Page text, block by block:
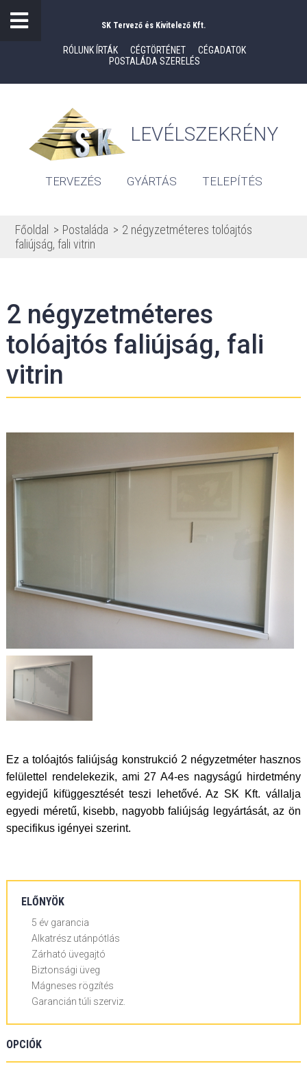
SK Tervező és Kivitelező Kft.
RÓLUNK ÍRTÁK CÉGTÖRTÉNET
CÉGADATOK
POSTALÁDA SZERELÉS
LEVÉLSZEKRÉNY
TERVEZÉS GYÁRTÁS TELEPÍTÉS
Főoldal Postaláda
2 négyzetméteres tolóajtós
faliújság, fali vitrin
2 négyzetméteres
tolóajtós faliújság, fali
vitrin
Ez a tolóajtós faliújság konstrukció 2 négyzetméter hasznos
felülettel rendelekezik, ami 27 A4-es nagyságú hirdetmény
egyidejű kifüggesztését teszi lehetővé. Az SK Kft. vállalja
egyedi méretű, kisebb, nagyobb faliújság legyártását, az ön
specifikus igényei szerint.
ELŐNYÖK
5 év garancia
Alkatrész utánpótlás
Zárható üvegajtó
Biztonsági üveg
Mágneses rögzítés
Garancián túli szerviz.
OPCIÓK